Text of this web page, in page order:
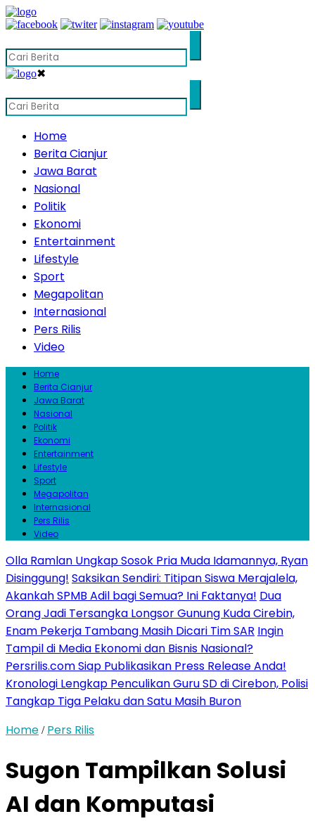
✖
Home
Berita Cianjur
Jawa Barat
Nasional
Politik
Ekonomi
Entertainment
Lifestyle
Sport
Megapolitan
Internasional
Pers Rilis
Video
Home
Berita Cianjur
Jawa Barat
Nasional
Politik
Ekonomi
Entertainment
Lifestyle
Sport
Megapolitan
Internasional
Pers Rilis
Video
Olla Ramlan Ungkap Sosok Pria Muda Idamannya, Ryan
Disinggung! Saksikan Sendiri: Titipan Siswa Merajalela,
Akankah SPMB Adil bagi Semua? Ini Faktanya! Dua
Orang Jadi Tersangka Longsor Gunung Kuda Cirebin,
Enam Pekerja Tambang Masih Dicari Tim SAR Ingin
Tampil di Media Ekonomi dan Bisnis Nasional?
Persrilis.com Siap Publikasikan Press Release Anda!
Kronologi Lengkap Penculikan Guru SD di Cirebon, Polisi
Tangkap Tiga Pelaku dan Satu Masih Buron
Home / Pers Rilis
Sugon Tampilkan Solusi
AI dan Komputasi